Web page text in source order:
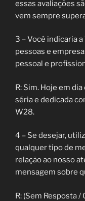
essas avaliações
vem sempre
3 – Você indicaria
pessoas e
pessoal e
R: Sim. Hoje em
séria e dedicada
W28.
4 – Se desejar,
qualquer tipo de
relação ao nosso
mensagem sobre
R: (Sem Resposta